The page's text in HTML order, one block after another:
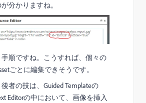
分かりますね。
手順ですね。こうすれば、個々の
ごとに編集できそうです。
者の技は、Guided Templateの
Editorの中において、画像を挿入